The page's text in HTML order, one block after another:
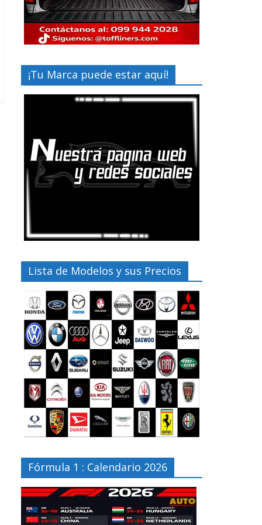
¡Tu Marca puede estar aquí!
Lista de Modelos y sus Precios
Fórmula 1 : Calendario 2026